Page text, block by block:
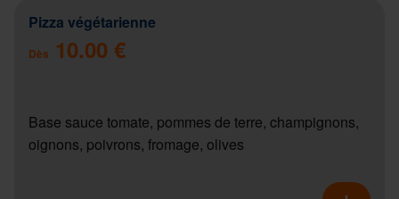
Pizza végétarienne
Dès 10.00 €
Base sauce tomate, pommes de terre, champignons,
oignons, poivrons, fromage, olives